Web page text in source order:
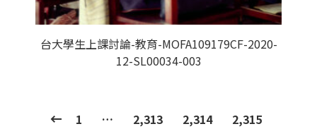
台大學生上課討論-教育-MOFA109179CF-2020-
12-SL00034-003
1 … 2,313 2,314
2,315